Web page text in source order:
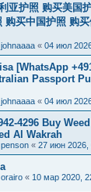
亚护照 购买美国
购买中国护照 购
johnaaaa « 04 июл
[WhatsApp
Passport
johnaaaa « 04 июл
4296 Buy
Al Wakrah
penson « 27 июн 2026,
orairo « 10 мар 2020,